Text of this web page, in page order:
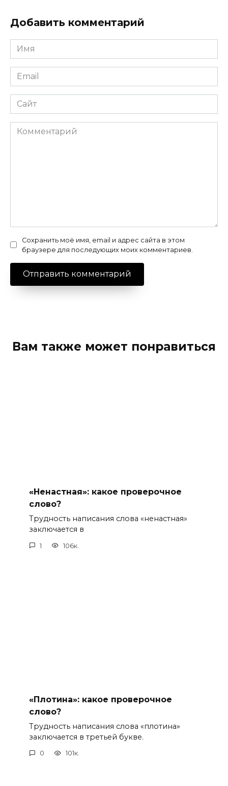
Добавить комментарий
Имя
*
Email
*
Сайт
Комментарий
Сохранить моё имя, email и адрес сайта в этом
браузере для последующих моих комментариев.
Вам также может понравиться
«Ненастная»: какое проверочное
слово?
Трудность написания слова «ненастная»
заключается в
1 106к.
«Плотина»: какое проверочное
слово?
Трудность написания слова «плотина»
заключается в третьей букве.
0 101к.